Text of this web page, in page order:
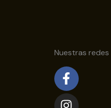
Nuestras redes
f
Youtube